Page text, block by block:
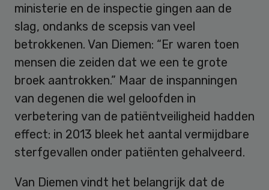
ministerie en de inspectie gingen aan de
slag, ondanks de scepsis van veel
betrokkenen. Van Diemen: “Er waren toen
mensen die zeiden dat we een te grote
broek aantrokken.” Maar de inspanningen
van degenen die wel geloofden in
verbetering van de patiëntveiligheid hadden
effect: in 2013 bleek het aantal vermijdbare
sterfgevallen onder patiënten gehalveerd.
Van Diemen vindt het belangrijk dat de